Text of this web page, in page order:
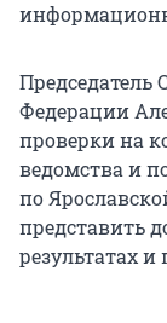
Председатель
Федерации
проверки на
ведомства и
по
представить
результатах